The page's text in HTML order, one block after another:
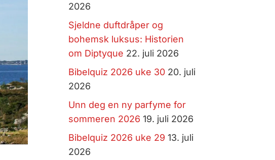
2026
Sjeldne duftdråper og
bohemsk luksus: Historien
om Diptyque 22. juli 2026
Bibelquiz 2026 uke 30 20. juli
2026
Unn deg en ny parfyme for
sommeren 2026 19. juli 2026
Bibelquiz 2026 uke 29 13. juli
2026